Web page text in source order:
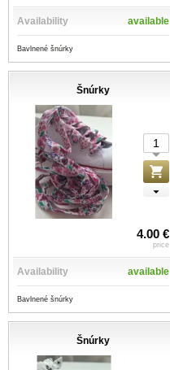
Availability available
Bavlnené šnúrky
Šnúrky
4.00 €
price
Availability available
Bavlnené šnúrky
Šnúrky